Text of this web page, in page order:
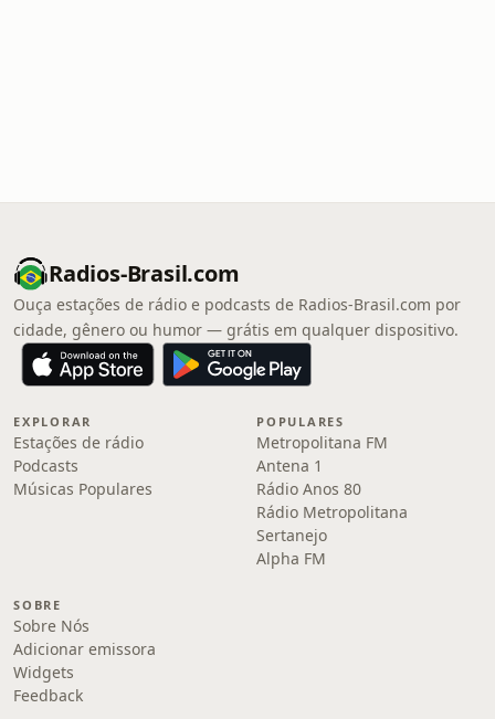
Radios-Brasil.com
Ouça estações de rádio e podcasts de Radios-Brasil.com por
cidade, gênero ou humor — grátis em qualquer dispositivo.
EXPLORAR
Estações de rádio
Podcasts
Músicas Populares
POPULARES
Metropolitana FM
Antena 1
Rádio Anos 80
Rádio Metropolitana
Sertanejo
Alpha FM
SOBRE
Sobre Nós
Adicionar emissora
Widgets
Feedback